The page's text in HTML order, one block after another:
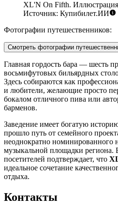
XL'N On Fifth.
Источник: Купибилет.ИИ
Фотографии путешественников:
Смотреть фотографии
Главная гордость бара — шесть
восьмифутовых бильярдных
Здесь собираются как
и любители, желающие просто
бокалом отличного пива или
барменов.
Заведение имеет богатую
прошло путь от семейного
неоднократно номинированного
музыкальной площадки региона.
посетителей подтверждает, что
идеальное сочетание
отдыха.
Контакты